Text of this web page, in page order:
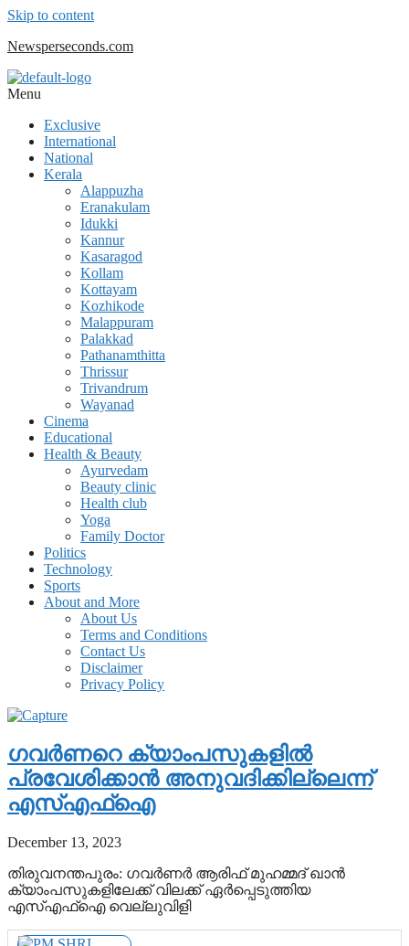
Skip to content
Newsperseconds.com
Menu
Exclusive
International
National
Kerala
Alappuzha
Eranakulam
Idukki
Kannur
Kasaragod
Kollam
Kottayam
Kozhikode
Malappuram
Palakkad
Pathanamthitta
Thrissur
Trivandrum
Wayanad
Cinema
Educational
Health & Beauty
Ayurvedam
Beauty clinic
Health club
Yoga
Family Doctor
Politics
Technology
Sports
About and More
About Us
Terms and Conditions
Contact Us
Disclaimer
Privacy Policy
ഗവര്‍ണറെ ക്യാംപസുകളില്‍
പ്രവേശിക്കാന്‍ അനുവദിക്കില്ലെന്ന്
എസ്എഫ്‌ഐ
December 13, 2023
തിരുവനന്തപുരം: ഗവര്‍ണര്‍ ആരിഫ് മുഹമ്മദ് ഖാന്‍
ക്യാംപസുകളിലേക്ക് വിലക്ക് ഏര്‍പ്പെടുത്തിയ
എസ്എഫ്ഐ വെല്ലുവിളി